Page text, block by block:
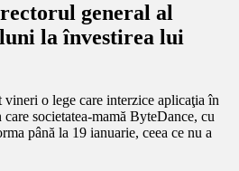
general al
la învestirea lui
o lege care interzice aplicaţia în
societatea-mamă ByteDance, cu
până la 19 ianuarie, ceea ce nu a